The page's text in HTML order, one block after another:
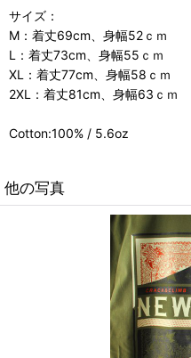
サイズ：
M：着丈69cm、身幅52ｃｍ
L：着丈73cm、身幅55ｃｍ
XL：着丈77cm、身幅58ｃｍ
2XL：着丈81cm、身幅63ｃｍ
Cotton:100% / 5.6oz
他の写真